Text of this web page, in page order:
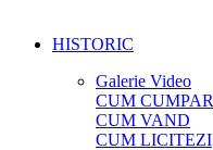
HISTORIC
Galerie Video
CUM CUMPAR
CUM VAND
CUM LICITEZI